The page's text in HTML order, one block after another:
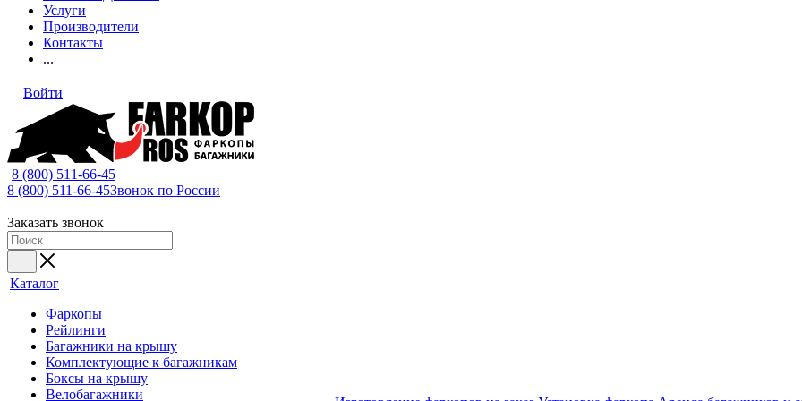
Услуги
Производители
Контакты
...
Войти
8 (800) 511-66-45
8 (800) 511-66-45Звонок по России
Заказать звонок
Каталог
Фаркопы
Рейлинги
Багажники на крышу
Комплектующие к багажникам
Боксы на крышу
Велобагажники